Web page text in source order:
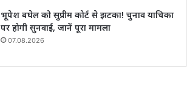
भूपेश बघेल को सुप्रीम कोर्ट से झटका! चुनाव याचिका
पर होगी सुनवाई, जानें पूरा मामला
07.08.2026